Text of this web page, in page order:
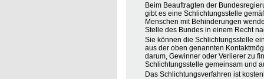
Beim Beauftragten der
gibt es eine Schlichtungsstelle
Menschen mit Behinderungen
Stelle des Bundes in einem Recht
Sie können die Schlichtungsstelle
aus der oben genannten
darum, Gewinner oder Verlierer zu
Schlichtungsstelle gemeinsam und
Das Schlichtungsverfahren ist